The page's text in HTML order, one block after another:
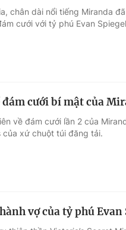
chân dài nổi tiếng Miranda
cưới với tỷ phú Evan
cưới bí mật của
về đám cưới lần 2 của
xứ chuột túi đăng tải.
vợ của tỷ phú Evan